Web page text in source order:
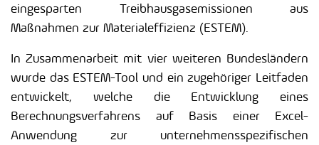
eingesparten Treibhausgasemissionen aus
Maßnahmen zur Materialeffizienz (ESTEM).
In Zusammenarbeit mit vier weiteren Bundesländern
wurde das ESTEM-Tool und ein zugehöriger Leitfaden
entwickelt, welche die Entwicklung eines
Berechnungsverfahrens auf Basis einer Excel-
Anwendung zur unternehmensspezifischen